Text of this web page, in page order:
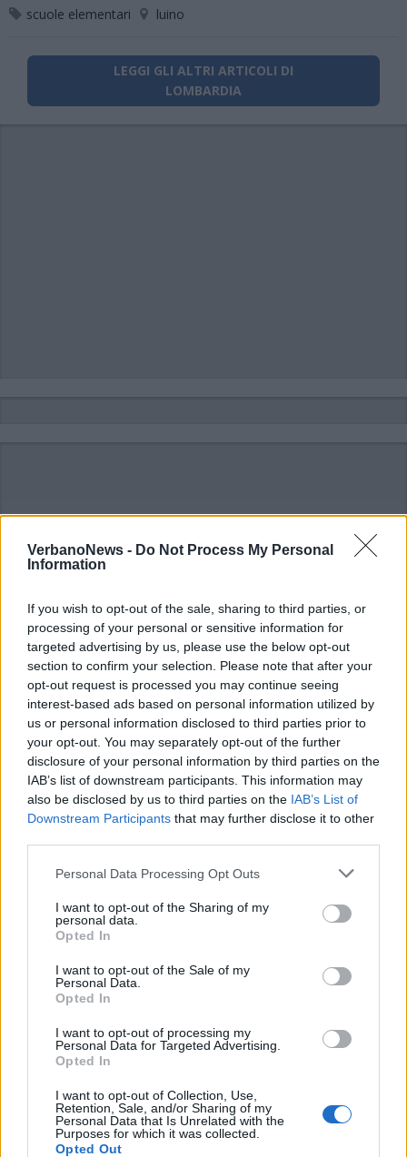
VerbanoNews - Do Not Process My Personal
Information
If you wish to opt-out of the sale, sharing to third parties, or
processing of your personal or sensitive information for
targeted advertising by us, please use the below opt-out
section to confirm your selection. Please note that after your
opt-out request is processed you may continue seeing
interest-based ads based on personal information utilized by
us or personal information disclosed to third parties prior to
your opt-out. You may separately opt-out of the further
disclosure of your personal information by third parties on the
IAB’s list of downstream participants. This information may
also be disclosed by us to third parties on the IAB’s List of
Downstream Participants that may further disclose it to other
Personal Data Processing Opt Outs
I want to opt-out of the Sharing of my
personal data.
Opted In
I want to opt-out of the Sale of my
Personal Data.
Opted In
I want to opt-out of processing my
Personal Data for Targeted Advertising.
Opted In
I want to opt-out of Collection, Use,
Retention, Sale, and/or Sharing of my
Personal Data that Is Unrelated with the
Purposes for which it was collected.
Opted Out
scuole elementari
luino
LEGGI GLI ALTRI ARTICOLI DI
LOMBARDIA
ALTRE NOTIZIE DI LUINO
Luino festeggia la maestra
Giuseppina Maspero: cento anni tra
scuola, famiglia e comunità